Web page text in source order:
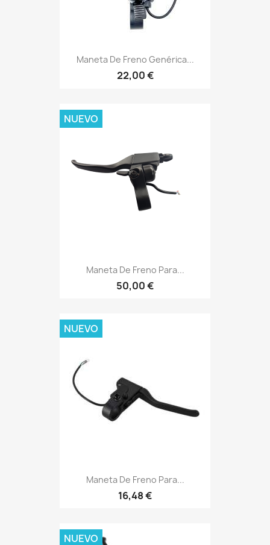
Maneta De Freno Genérica...
22,00 €
Maneta De Freno Para...
50,00 €
NUEVO
Maneta De Freno Para...
16,48 €
NUEVO
NUEVO